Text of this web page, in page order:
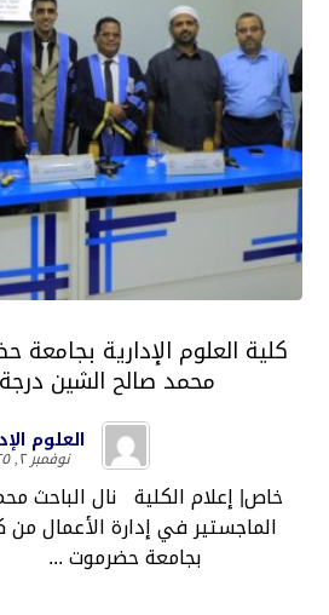
كلية العلوم الإدارية بجامعة
محمد صالح الشين
العلوم
نوفمبر ٢, ٢٠٢٥
خاص| إعلام الكلية نال الباحث
الماجستير في إدارة الأعمال من
بجامعة حضرموت ...